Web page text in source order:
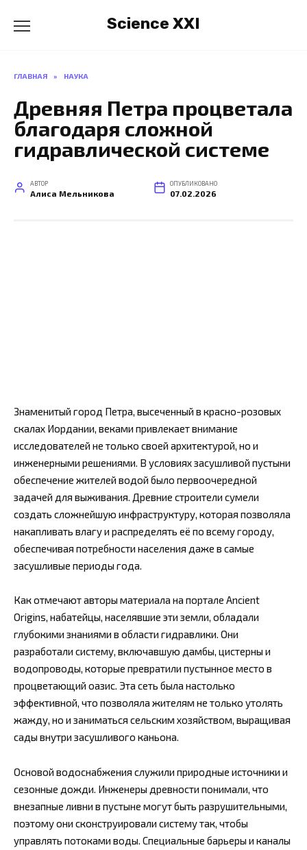
содержанию
Science XXI
ГЛАВНАЯ » НАУКА
Древняя Петра процветала
благодаря сложной
гидравлической системе
АВТОР
Алиса Мельникова
ОПУБЛИКОВАНО
07.02.2026
Знаменитый город Петра, высеченный в красно-розовых
скалах Иордании, веками привлекает внимание
исследователей не только своей архитектурой, но и
инженерными решениями. В условиях засушливой пустыни
обеспечение жителей водой было первоочередной
задачей для выживания. Древние строители сумели
создать сложнейшую инфраструктуру, которая позволяла
накапливать влагу и распределять её по всему городу,
обеспечивая потребности населения даже в самые
засушливые периоды года.
Как отмечают авторы материала на портале Ancient
Origins, набатейцы, населявшие эти земли, обладали
глубокими знаниями в области гидравлики. Они
разработали систему, включавшую дамбы, цистерны и
водопроводы, которые превратили пустынное место в
процветающий оазис. Эта сеть была настолько
эффективной, что позволяла жителям не только утолять
жажду, но и заниматься сельским хозяйством, выращивая
сады внутри засушливого каньона.
Основой водоснабжения служили природные источники и
сезонные дожди. Инженеры древности понимали, что
внезапные ливни в пустыне могут быть разрушительными,
поэтому они сконструировали систему так, чтобы
управлять потоками воды. Специальные барьеры и каналы